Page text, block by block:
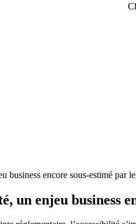
business encore sous-estimé par
un enjeu business